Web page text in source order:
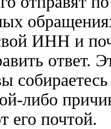
ИНН и
ответ.
либо
почтой.